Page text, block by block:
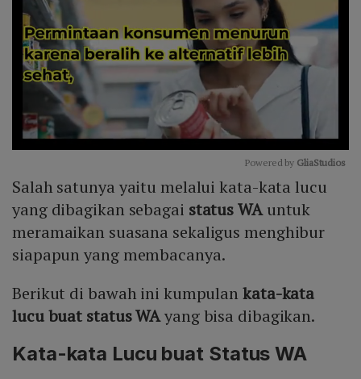
Mute
Powered by GliaStudios
Salah satunya yaitu melalui kata-kata lucu
yang dibagikan sebagai status WAuntuk
meramaikan suasana sekaligus menghibur
siapapun yang membacanya.
Berikut di bawah ini kumpulan kata-kata
lucu buat status WAyang bisa dibagikan.
Kata-kata Lucu buat Status WA